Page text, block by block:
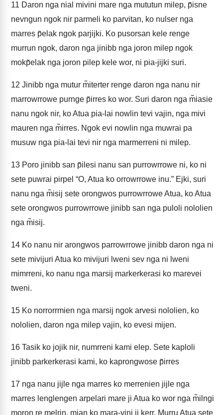
11 Daron nga nial mivini mare nga mututun milep, p̃isne
nevngun ngok nir parmeli ko parvitan, ko nulser nga
marres p̃elak ngok parjijki. Ko pusorsan kele renge
murrun ngok, daron nga jinibb nga joron milep ngok
mokp̃elak nga joron pilep kele wor, ni pia-jijki suri.
12 Jinibb nga mutur m̃iterter renge daron nga nanu nir
marrowrrowe purnge p̃irres ko wor. Suri daron nga m̃iasie
nanu ngok nir, ko Atua pia-lai nowlin tevi vajin, nga mivi
mauren nga m̃irres. Ngok evi nowlin nga muwrai pa
musuw nga pia-lai tevi nir nga marmerreni ni milep.
13 Poro jinibb san p̃ilesi nanu san purrowrrowe ni, ko ni
sete puwrai pirpel “O, Atua ko orrowrrowe inu.” Ejki, suri
nanu nga m̃isij sete orongwos purrowrrowe Atua, ko Atua
sete orongwos purrowrrowe jinibb san nga puloli nololien
nga m̃isij.
14 Ko nanu nir arongwos parrowrrowe jinibb daron nga ni
sete mivijuri Atua ko mivijuri lweni sev nga ni lweni
mimrreni, ko nanu nga marsij markerkerasi ko marevei
tweni.
15 Ko norrorrmien nga marsij ngok arvesi nololien, ko
nololien, daron nga milep vajin, ko evesi mijen.
16 Tasik ko jojik nir, numrreni kami elep. Sete kaploli
jinibb parkerkerasi kami, ko kaprongwose p̃irres
17 nga nanu jijle nga marres ko merrenien jijle nga
marres lenglengen arpelari mare ji Atua ko wor nga m̃ilngi
moron re melrin, mian ko mara-vini ji kerr. Murru Atua sete